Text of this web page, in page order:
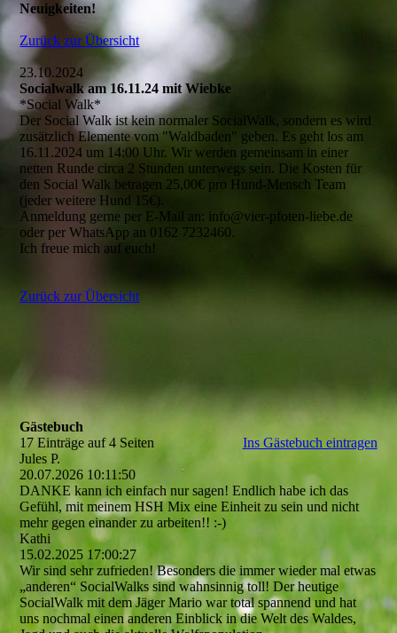
Neuigkeiten!
Zurück zur Übersicht
23.10.2024
Socialwalk am 16.11.24 mit Wiebke
*Social Walk*
Der Social Walk ist kein normaler SocialWalk, sondern es wird
zusätzlich Elemente vom "Waldbaden" geben. Es geht los am
16.11.2024 um 14:00 Uhr. Wir werden gemeinsam in einer
netten Runde circa 2 Stunden unterwegs sein. Die Kosten für
den Social Walk betragen 25,00€ pro Hund-Mensch Team
(jeder weitere Hund 15€).
Anmeldung gerne per E-Mail an: info@vier-pfoten-liebe.de
oder per WhatsApp an 0162 7232460.
Ich freue mich auf euch!
Zurück zur Übersicht
Gästebuch
17 Einträge auf 4 Seiten
Ins Gästebuch eintragen
Jules P.
20.07.2026 10:11:50
DANKE kann ich einfach nur sagen! Endlich habe ich das
Gefühl, mit meinem HSH Mix eine Einheit zu sein und nicht
mehr gegen einander zu arbeiten!! :-)
Kathi
15.02.2025 17:00:27
Wir sind sehr zufrieden! Besonders die immer wieder mal etwas
„anderen“ SocialWalks sind wahnsinnig toll! Der heutige
SocialWalk mit dem Jäger Mario war total spannend und hat
uns nochmal einen anderen Einblick in die Welt des Waldes,